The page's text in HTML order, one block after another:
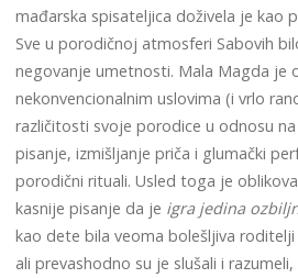
mađarska spisateljica doživela je kao
Sve u porodičnoj atmosferi Sabovih
negovanje umetnosti. Mala Magda je
nekonvencionalnim uslovima (i vrlo
različitosti svoje porodice u odnosu
pisanje, izmišljanje priča i glumački
porodični rituali. Usled toga je
kasnije pisanje da je igra jedina
kao dete bila veoma bolešljiva
ali prevashodno su je slušali i